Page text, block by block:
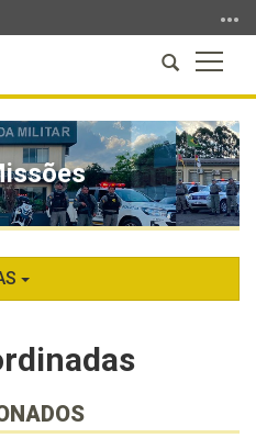
a
Abrir
a
busca